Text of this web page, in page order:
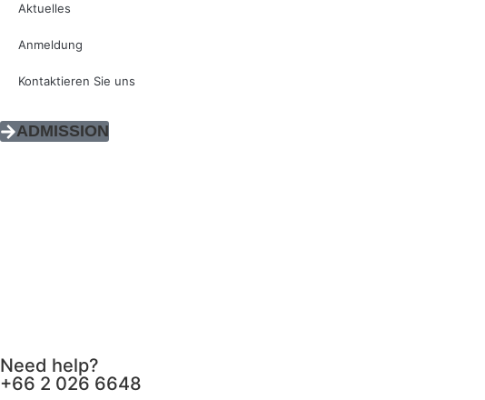
Aktuelles
Anmeldung
Kontaktieren Sie uns
ADMISSION
Need help?
+66 2 026 6648